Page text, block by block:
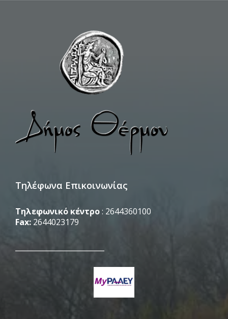
Τηλέφωνα Επικοινωνίας
Τηλεφωνικό κέντρο: 2644360100
Fax: 2644023179